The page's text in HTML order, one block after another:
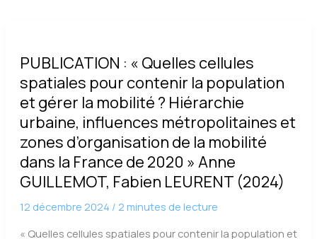
PUBLICATION : « Quelles cellules
spatiales pour contenir la population
et gérer la mobilité ? Hiérarchie
urbaine, influences métropolitaines et
zones d’organisation de la mobilité
dans la France de 2020 » Anne
GUILLEMOT, Fabien LEURENT (2024)
12 décembre 2024 / 2 minutes de lecture
« Quelles cellules spatiales pour contenir la population et